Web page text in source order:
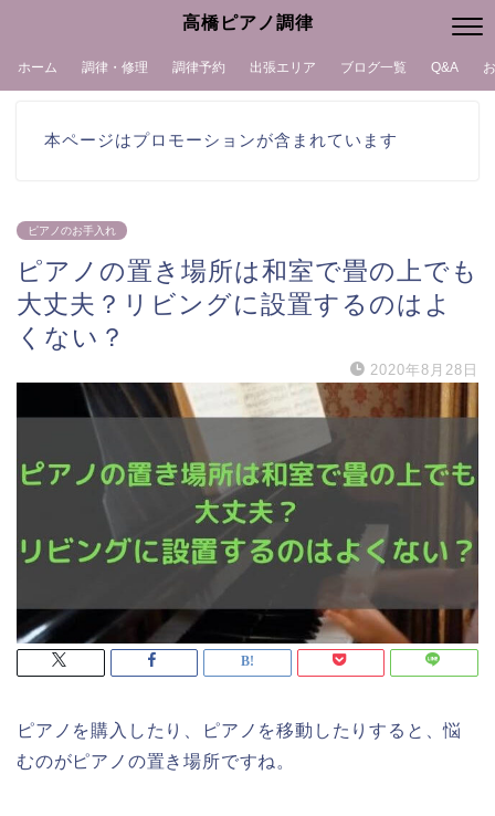
高橋ピアノ調律
ホーム 調律・修理 調律予約 出張エリア ブログ一覧 Q&A
本ページはプロモーションが含まれています
ピアノのお手入れ
ピアノの置き場所は和室で畳の上でも
大丈夫？リビングに設置するのはよ
くない？
2020年8月28日
ピアノを購入したり、ピアノを移動したりすると、悩
むのがピアノの置き場所ですね。